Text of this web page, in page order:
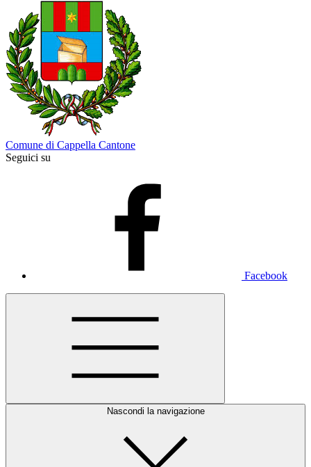
Comune di Cappella Cantone
Seguici su
Facebook
Nascondi la navigazione